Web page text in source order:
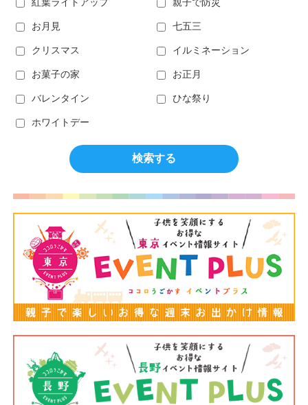
紅葉ライトアップ 親子で防災
お月見 七五三
クリスマス イルミネーション
お菓子の家 お正月
バレンタイン ひな祭り
ホワイトデー